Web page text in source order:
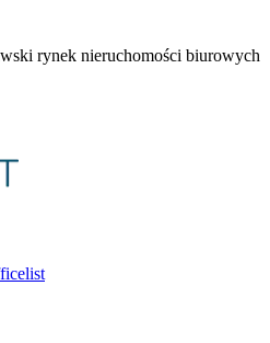
rynek nieruchomości biurowych